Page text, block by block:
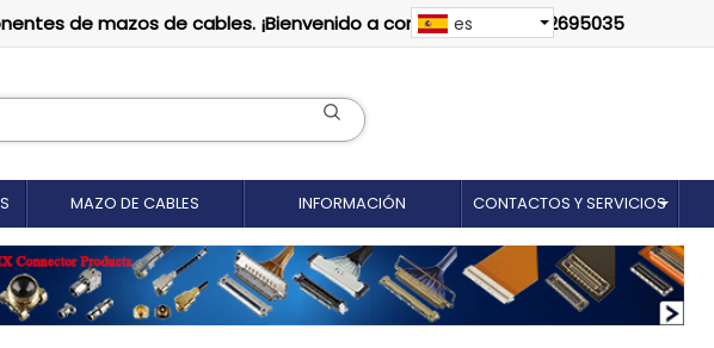
de mazos de cables. ¡Bienvenido a contactarnos: 18012695035
es
MAZO DE CABLES INFORMACIÓN CONTACTOS Y SERVICIOS